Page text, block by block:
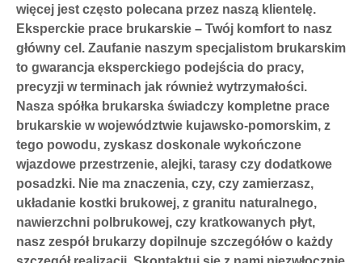
więcej jest często polecana przez naszą klientelę.
Eksperckie prace brukarskie – Twój komfort to nasz
główny cel. Zaufanie naszym specjalistom brukarskim
to gwarancja eksperckiego podejścia do pracy,
precyzji w terminach jak również wytrzymałości.
Nasza spółka brukarska świadczy kompletne prace
brukarskie w województwie kujawsko-pomorskim, z
tego powodu, zyskasz doskonale wykończone
wjazdowe przestrzenie, alejki, tarasy czy dodatkowe
posadzki. Nie ma znaczenia, czy, czy zamierzasz,
układanie kostki brukowej, z granitu naturalnego,
nawierzchni polbrukowej, czy kratkowanych płyt,
nasz zespół brukarzy dopilnuje szczegółów o każdy